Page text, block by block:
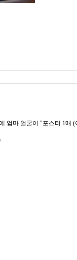
엄마 얼굴이 "포스터 1매